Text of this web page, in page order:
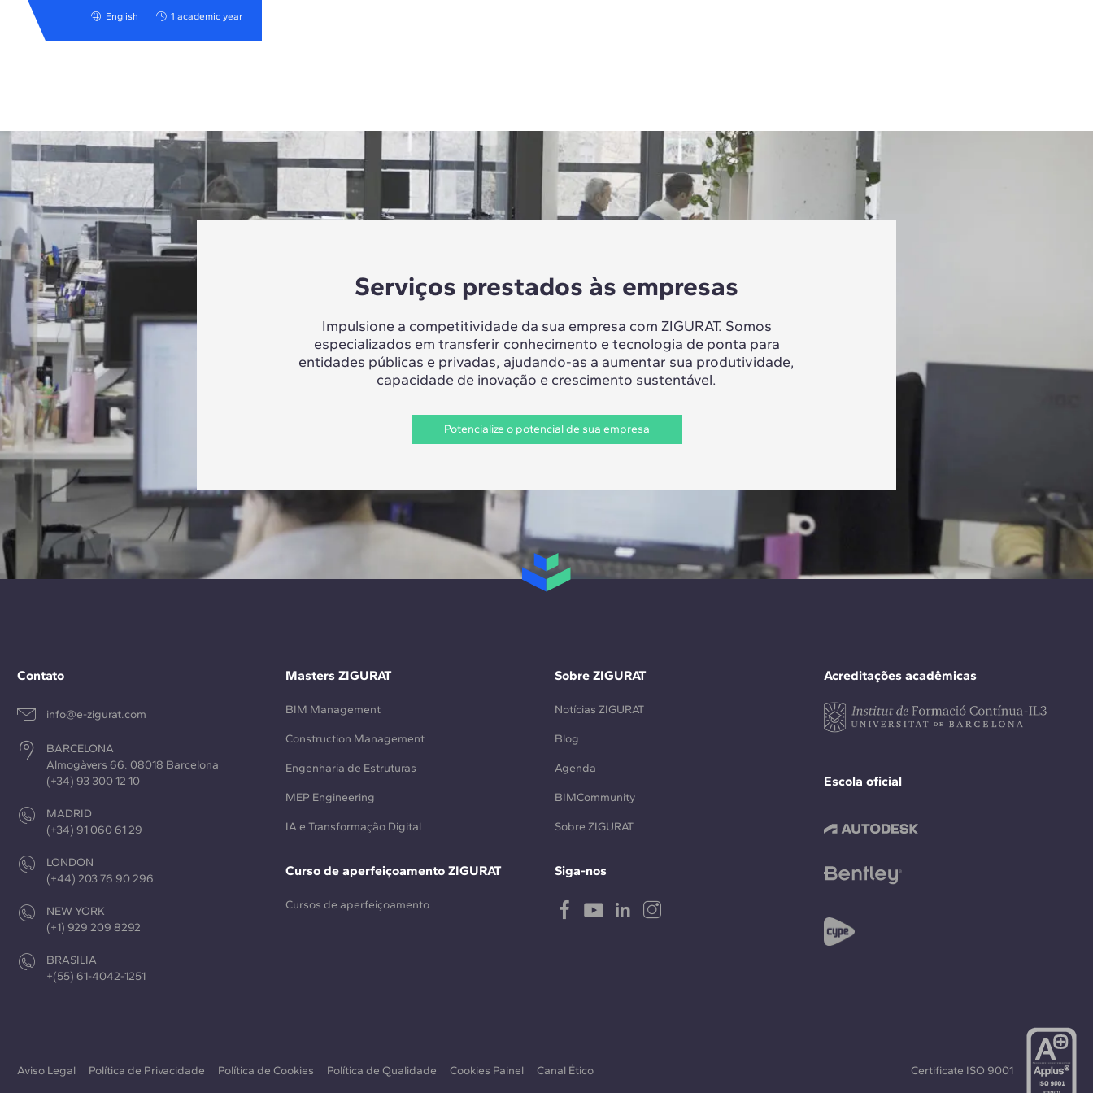
English 1 academic year
Serviços prestados às empresas
Impulsione a competitividade da sua empresa com ZIGURAT. Somos
especializados em transferir conhecimento e tecnologia de ponta para
entidades públicas e privadas, ajudando-as a aumentar sua produtividade,
capacidade de inovação e crescimento sustentável.
Potencialize o potencial de sua empresa
Contato
info@e-zigurat.com
BARCELONA
Almogàvers 66. 08018 Barcelona
(+34) 93 300 12 10
MADRID
(+34) 91 060 61 29
LONDON
(+44) 203 76 90 296
NEW YORK
(+1) 929 209 8292
BRASILIA
+(55) 61-4042-1251
Acreditações acadêmicas
Escola oficial
Masters ZIGURAT
BIM Management
Construction Management
Engenharia de Estruturas
MEP Engineering
IA e Transformação Digital
Curso de aperfeiçoamento ZIGURAT
Cursos de aperfeiçoamento
Sobre ZIGURAT
Notícias ZIGURAT
Blog
Agenda
BIMCommunity
Sobre ZIGURAT
Siga-nos
Aviso Legal Política de Privacidade Política de Cookies Política de Qualidade Cookies Painel Canal Ético Certificate ISO 9001